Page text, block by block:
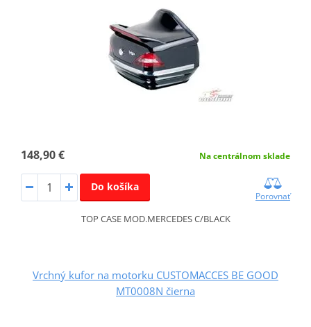
148,90 € Na centrálnom sklade
Do košíka
Porovnať
TOP CASE MOD.MERCEDES C/BLACK
Vrchný kufor na motorku CUSTOMACCES BE GOOD
MT0008N čierna